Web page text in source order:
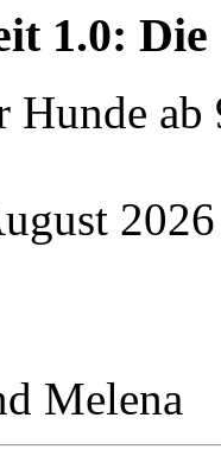
1.0:
Hunde ab
Melena